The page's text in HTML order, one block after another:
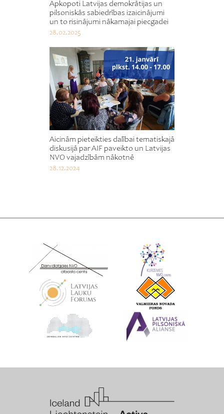
Apkopoti Latvijas demokrātijas un
pilsoniskās sabiedrības izaicinājumi
un to risinājumi nākamajai piecgadei
28.02.2025
Aicinām pieteikties dalībai tematiskajā
diskusijā par AIF paveikto un Latvijas
NVO vajadzībām nākotnē
28.12.2024